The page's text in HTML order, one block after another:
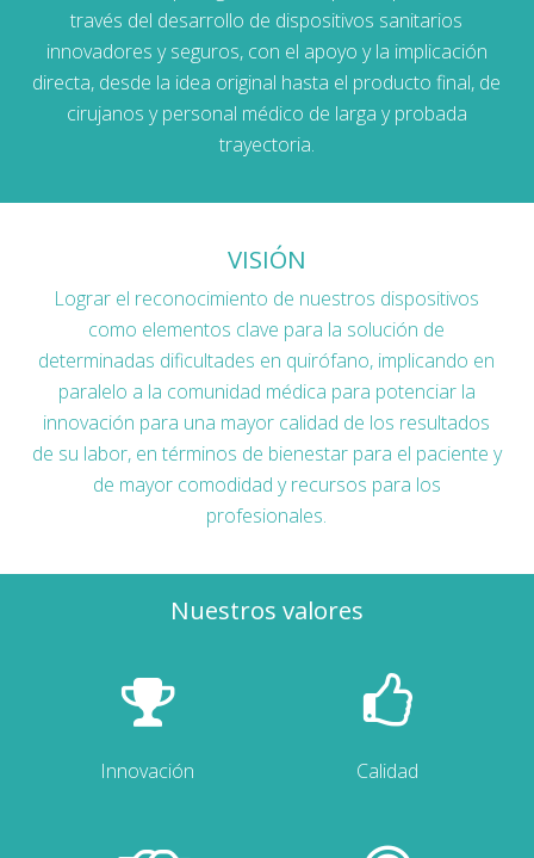
través del desarrollo de dispositivos sanitarios
innovadores y seguros, con el apoyo y la implicación
directa, desde la idea original hasta el producto final, de
cirujanos y personal médico de larga y probada
trayectoria.
VISIÓN
Lograr el reconocimiento de nuestros dispositivos
como elementos clave para la solución de
determinadas dificultades en quirófano, implicando en
paralelo a la comunidad médica para potenciar la
innovación para una mayor calidad de los resultados
de su labor, en términos de bienestar para el paciente y
de mayor comodidad y recursos para los
profesionales.
Nuestros valores
Innovación Calidad